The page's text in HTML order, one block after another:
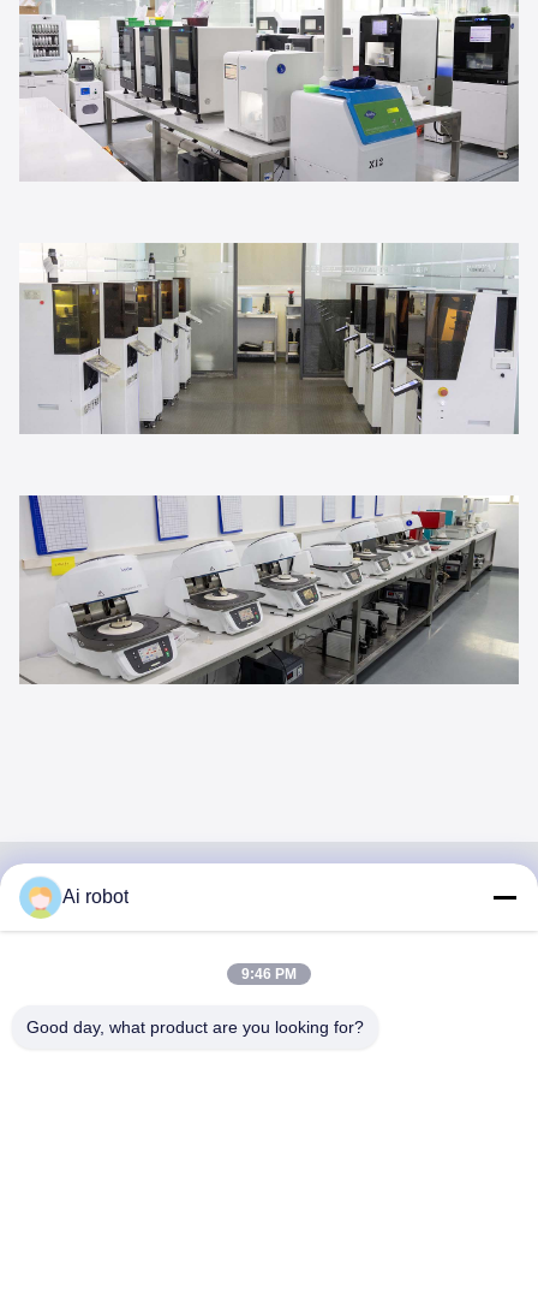
VIVI DENTAI
LABORATORY
Ai robot
9:46 PM
Good day, what product are you looking for?